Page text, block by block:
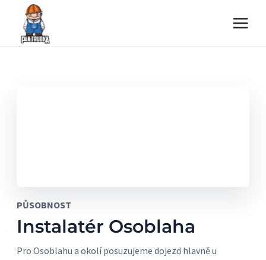
Přeskočit
obsah
PŮSOBNOST
Instalatér Osoblaha
Pro Osoblahu a okolí posuzujeme dojezd hlavně u